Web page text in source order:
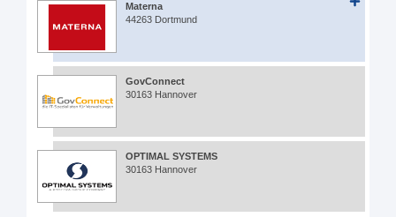
Materna
44263 Dortmund
GovConnect
30163 Hannover
OPTIMAL SYSTEMS
30163 Hannover